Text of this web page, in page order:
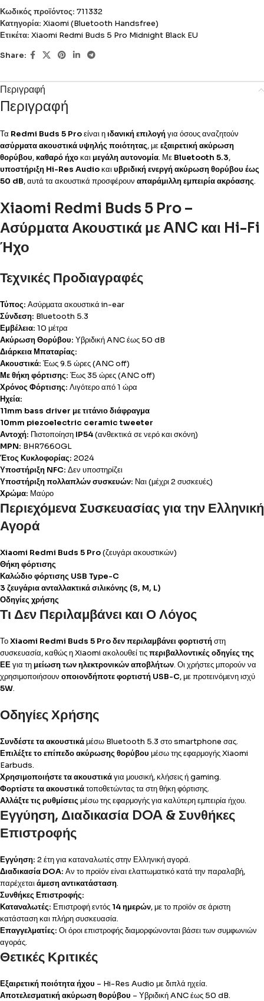
Κωδικός προϊόντος: 711332
Κατηγορία: Xiaomi (Bluetooth Handsfree)
Ετικέτα: Xiaomi Redmi Buds 5 Pro Midnight Black EU
Share:
Περιγραφή
Περιγραφή
Τα Redmi Buds 5 Proείναι ηιδανική επιλογήγια όσους αναζητούν
ασύρματα ακουστικά υψηλής ποιότητας, μεεξαιρετική ακύρωση
θορύβου,καθαρό ήχοκαι μεγάλη αυτονομία. Με Bluetooth 5.3,
υποστήριξη Hi-Res Audioκαιυβριδική ενεργή ακύρωση θορύβου έως
50 dB, αυτά τα ακουστικά προσφέρουν απαράμιλλη εμπειρία ακρόασης.
Xiaomi Redmi Buds 5 Pro –
Ασύρματα Ακουστικά με ANC και Hi-Fi
Ήχο
Τεχνικές Προδιαγραφές
Τύπος: Ασύρματα ακουστικά in-ear
Σύνδεση: Bluetooth 5.3
Εμβέλεια: 10 μέτρα
Ακύρωση Θορύβου: Υβριδική ANC έως 50 dB
Διάρκεια Μπαταρίας:
Ακουστικά: Έως 9.5 ώρες (ANC off)
Με θήκη φόρτισης: Έως 35 ώρες (ANC off)
Χρόνος Φόρτισης: Λιγότερο από 1 ώρα
Ηχεία:
11mm bass driver με τιτάνιο διάφραγμα
10mm piezoelectric ceramic tweeter
Αντοχή: Πιστοποίηση IP54(ανθεκτικά σε νερό και σκόνη)
MPN: BHR7660GL
Έτος Κυκλοφορίας: 2024
Υποστήριξη NFC: Δεν υποστηρίζει
Υποστήριξη πολλαπλών συσκευών: Ναι (μέχρι 2 συσκευές)
Χρώμα: Μαύρο
Περιεχόμενα Συσκευασίας για την Ελληνική
Αγορά
Xiaomi Redmi Buds 5 Pro(ζευγάρι ακουστικών)
Θήκη φόρτισης
Καλώδιο φόρτισης USB Type-C
3 ζευγάρια ανταλλακτικά σιλικόνης (S, M, L)
Οδηγίες χρήσης
Τι Δεν Περιλαμβάνει και Ο Λόγος
ΤοXiaomi Redmi Buds 5 Proδεν περιλαμβάνει φορτιστήστη
συσκευασία, καθώς η Xiaomi ακολουθεί τιςπεριβαλλοντικές οδηγίες της
ΕΕγια τη μείωση των ηλεκτρονικών αποβλήτων. Οι χρήστες μπορούν να
χρησιμοποιήσουν οποιονδήποτε φορτιστή USB-C, με προτεινόμενη ισχύ
5W.
Οδηγίες Χρήσης
Συνδέστε τα ακουστικάμέσω Bluetooth 5.3 στο smartphone σας.
Επιλέξτε το επίπεδο ακύρωσης θορύβου μέσω της εφαρμογής Xiaomi
Earbuds.
Χρησιμοποιήστε τα ακουστικάγια μουσική, κλήσεις ή gaming.
Φορτίστε τα ακουστικάτοποθετώντας τα στη θήκη φόρτισης.
Αλλάξτε τις ρυθμίσεις μέσω της εφαρμογής για καλύτερη εμπειρία ήχου.
Εγγύηση, Διαδικασία DOA & Συνθήκες
Επιστροφής
Εγγύηση: 2 έτη για καταναλωτές στην Ελληνική αγορά.
Διαδικασία DOA: Αν το προϊόν είναι ελαττωματικό κατά την παραλαβή,
παρέχεταιάμεση αντικατάσταση.
Συνθήκες Επιστροφής:
Καταναλωτές: Επιστροφή εντός 14 ημερών, με το προϊόν σε άριστη
κατάσταση και πλήρη συσκευασία.
Επαγγελματίες: Οι όροι επιστροφής διαμορφώνονται βάσει των συμφωνιών
αγοράς.
Θετικές Κριτικές
Εξαιρετική ποιότητα ήχου – Hi-Res Audio με διπλά ηχεία.
Αποτελεσματική ακύρωση θορύβου – Υβριδική ANC έως 50 dB.